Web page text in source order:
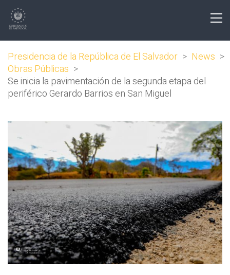
Presidencia de la República de El Salvador > News >
Obras Públicas >
Se inicia la pavimentación de la segunda etapa del
periférico Gerardo Barrios en San Miguel